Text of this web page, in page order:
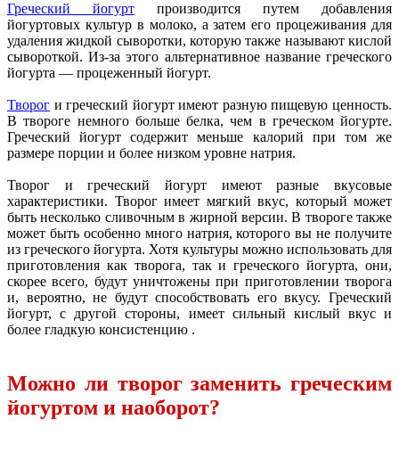
Греческий йогурт производится путем добавления
йогуртовых культур в молоко, а затем его процеживания для
удаления жидкой сыворотки, которую также называют кислой
сывороткой. Из-за этого альтернативное название греческого
йогурта — процеженный йогурт.
Творог и греческий йогурт имеют разную пищевую ценность.
В твороге немного больше белка, чем в греческом йогурте.
Греческий йогурт содержит меньше калорий при том же
размере порции и более низком уровне натрия.
Творог и греческий йогурт имеют разные вкусовые
характеристики. Творог имеет мягкий вкус, который может
быть несколько сливочным в жирной версии. В твороге также
может быть особенно много натрия, которого вы не получите
из греческого йогурта. Хотя культуры можно использовать для
приготовления как творога, так и греческого йогурта, они,
скорее всего, будут уничтожены при приготовлении творога
и, вероятно, не будут способствовать его вкусу. Греческий
йогурт, с другой стороны, имеет сильный кислый вкус и
более гладкую консистенцию .
Можно ли творог заменить греческим
йогуртом и наоборот?